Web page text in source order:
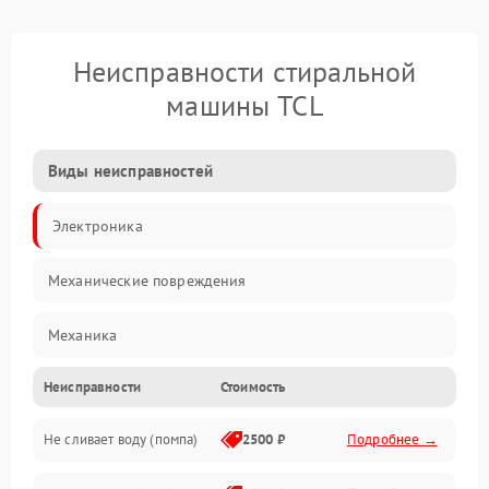
Неисправности стиральной
машины TCL
Виды неисправностей
Электроника
Механические повреждения
Механика
Электропитание
Водоснабжение
Неисправности Стоимость
Не сливает воду (помпа) 2500 ₽ Подробнее →